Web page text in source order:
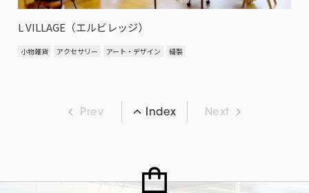
L VILLAGE（エルビレッジ）
小物雑貨 アクセサリー アート・デザイン 縫製
Prev Index Next